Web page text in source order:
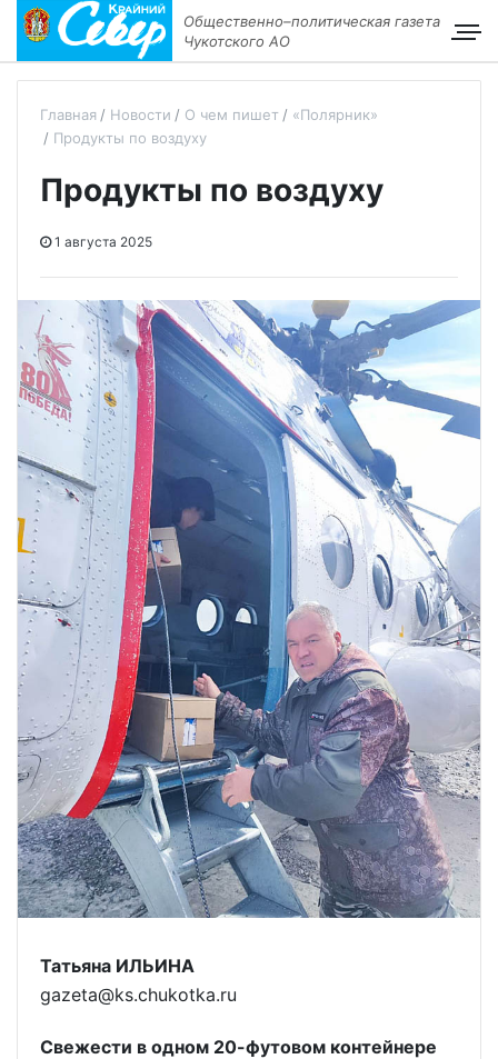
Общественно–политическая газета
Чукотского АО
Главная Новости О чем пишет
«Полярник»
Продукты по воздуху
Продукты по воздуху
1 августа 2025
Татьяна ИЛЬИНА
gazeta@ks.chukotka.ru
Свежести в одном 20-футовом контейнере